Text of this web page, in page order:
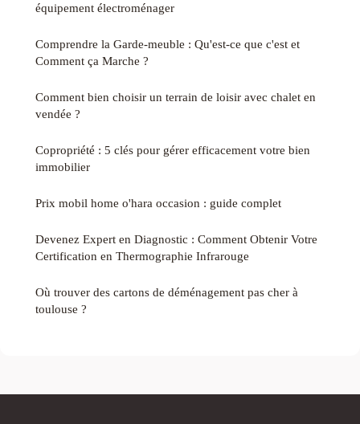
équipement électroménager
Comprendre la Garde-meuble : Qu'est-ce que c'est et
Comment ça Marche ?
Comment bien choisir un terrain de loisir avec chalet en
vendée ?
Copropriété : 5 clés pour gérer efficacement votre bien
immobilier
Prix mobil home o'hara occasion : guide complet
Devenez Expert en Diagnostic : Comment Obtenir Votre
Certification en Thermographie Infrarouge
Où trouver des cartons de déménagement pas cher à
toulouse ?